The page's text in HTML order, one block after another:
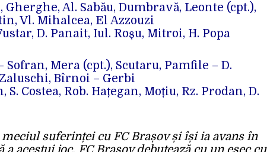
Gherghe, Al. Sabău, Dumbravă, Leonte (cpt.),
Vl. Mihalcea, El Azzouzi
D. Panait, Iul. Roșu, Mitroi, H. Popa
Sofran, Mera (cpt.), Scutaru, Pamfile – D.
Bîrnoi – Gerbi
Costea, Rob. Hațegan, Moțiu, Rz. Prodan, D.
suferinței cu FC Brașov și își ia avans în